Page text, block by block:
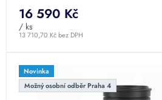
produktu
je
5,0
z
hvězdiček.
13 710,70 Kč bez DPH
16 590 Kč
/ ks
Novinka
Možný osobní odběr Praha 4